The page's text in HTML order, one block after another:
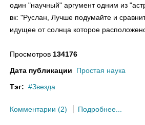
один "научный" аргумент одним из
вк: "Руслан, Лучше подумайте и
идущее от солнца которое
Просмотров 134176
Дата публикации
Простая наука
Тэг:
Звезда
Комментарии (2) Подробнее...